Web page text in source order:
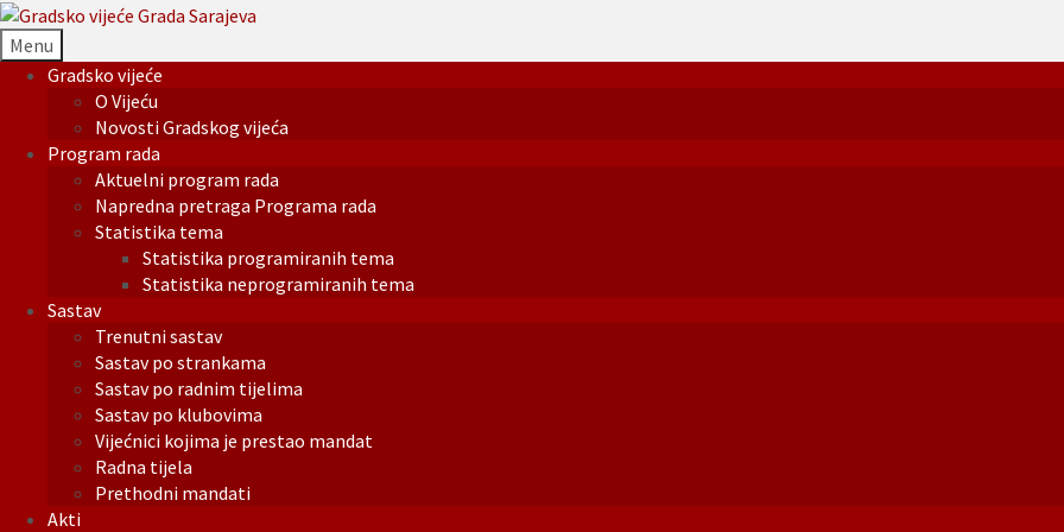
Menu
Gradsko vijeće
O Vijeću
Novosti Gradskog vijeća
Program rada
Aktuelni program rada
Napredna pretraga Programa rada
Statistika tema
Statistika programiranih tema
Statistika neprogramiranih tema
Sastav
Trenutni sastav
Sastav po strankama
Sastav po radnim tijelima
Sastav po klubovima
Vijećnici kojima je prestao mandat
Radna tijela
Prethodni mandati
Akti